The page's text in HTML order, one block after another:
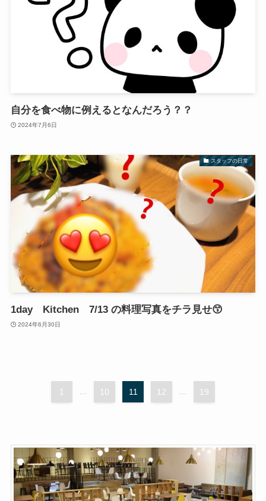
自分を食べ物に例えるとなんだろう？？
2024年7月6日
スタッフの日常
1day Kitchen 7/13 の料理写真をチラ見せ😙
2024年6月30日
1 ... 10 11 12 ... 19